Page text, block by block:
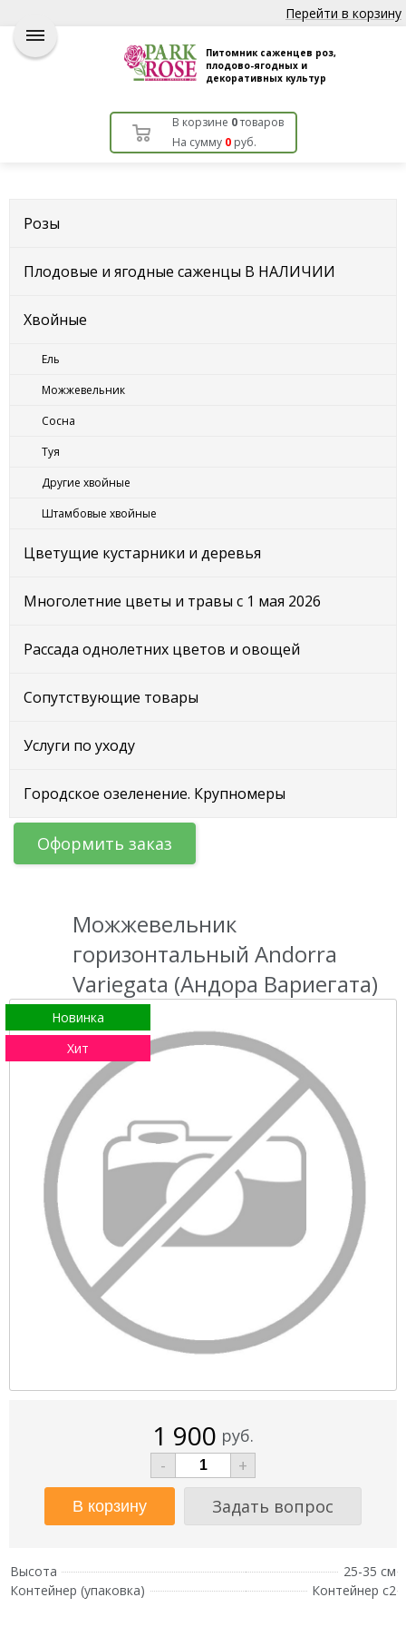
Перейти в корзину
Питомник саженцев роз,
плодово-ягодных и
декоративных культур
В корзине 0товаров
На сумму 0руб.
Розы
Плодовые и ягодные саженцы В НАЛИЧИИ
Хвойные
Ель
Можжевельник
Сосна
Туя
Другие хвойные
Штамбовые хвойные
Цветущие кустарники и деревья
Многолетние цветы и травы с 1 мая 2026
Рассада однолетних цветов и овощей
Сопутствующие товары
Услуги по уходу
Городское озеленение. Крупномеры
Оформить заказ
Можжевельник
горизонтальный Andorra
Variegata (Андора Вариегата)
Новинка
Хит
1 900 руб.
-
+
Задать вопрос
Высота
25-35 см
Контейнер (упаковка)
Контейнер с2